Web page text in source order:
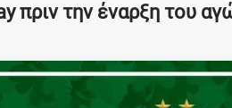
πριν την έναρξη του